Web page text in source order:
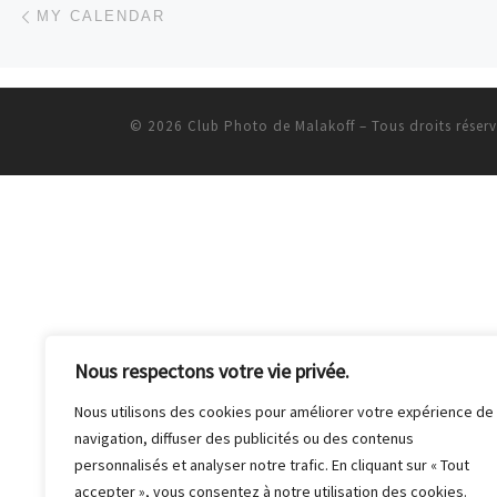
Nous respectons votre vie privée.
Nous utilisons des cookies pour améliorer votre expérience de
navigation, diffuser des publicités ou des contenus
personnalisés et analyser notre trafic. En cliquant sur « Tout
accepter », vous consentez à notre utilisation des cookies.
MY CALENDAR
© 2026 Club Photo de Malakoff – Tous droits